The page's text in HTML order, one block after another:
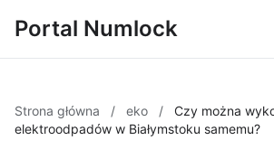
Portal Numlock
Strona główna / eko /
Czy można
elektroodpadów w Białymstoku samemu?